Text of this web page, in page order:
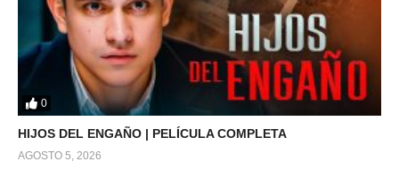
0
HIJOS DEL ENGAÑO | PELÍCULA COMPLETA
AGOSTO 5, 2026